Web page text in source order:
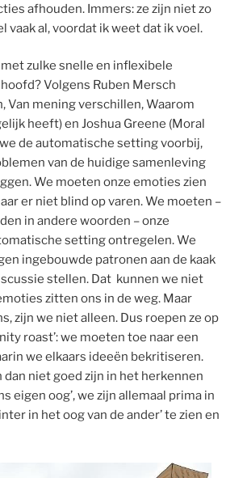
afhouden. Immers: ze zijn niet zo
vaak al, voordat ik weet dat ik voel.
zulke snelle en inflexibele
Volgens Ruben Mersch
Van mening verschillen, Waarom
heeft) en Joshua Greene (Moral
de automatische setting voorbij,
van de huidige samenleving
We moeten onze emoties zien
er niet blind op varen. We moeten –
in andere woorden – onze
setting ontregelen. We
ingebouwde patronen aan de kaak
stellen. Dat kunnen we niet
zitten ons in de weg. Maar
zijn we niet alleen. Dus roepen ze op
roast’: we moeten toe naar een
we elkaars ideeën bekritiseren.
dan niet goed zijn in het herkennen
eigen oog’, we zijn allemaal prima in
in het oog van de ander’ te zien en